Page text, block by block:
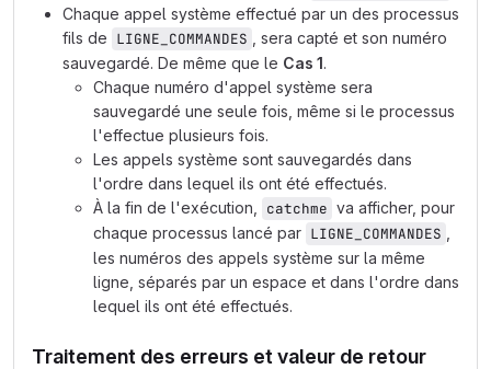
Chaque appel système effectué par un des processus
fils de LIGNE_COMMANDES
, sera capté et son numéro
sauvegardé. De même que le Cas 1.
Chaque numéro d'appel système sera
sauvegardé une seule fois, même si le processus
l'effectue plusieurs fois.
Les appels système sont sauvegardés dans
l'ordre dans lequel ils ont été effectués.
À la fin de l'exécution,
catchme va afficher, pour
chaque processus lancé par LIGNE_COMMANDES
les numéros des appels système sur la même
ligne, séparés par un espace et dans l'ordre dans
lequel ils ont été effectués.
Traitement des erreurs et valeur de retour